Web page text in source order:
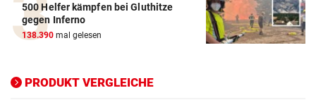
500 Helfer kämpfen bei Gluthitze
gegen Inferno
138.390 mal gelesen
PRODUKT VERGLEICHE
Elektro-Scooter Vergleich
ZUM VERGLEICH
ZUM VERGLEICH